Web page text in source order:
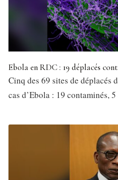
Ebola en RDC : 19 déplacés
Cinq des 69 sites de déplacés
cas d’Ebola : 19 contaminés,